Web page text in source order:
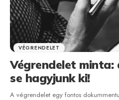
VÉGRENDELET
Végrendelet minta:
se hagyjunk ki!
A végrendelet egy fontos